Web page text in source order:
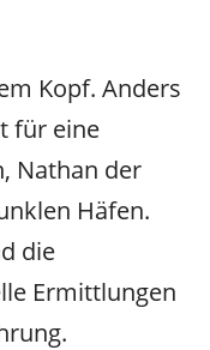
Kopf. Anders
für eine
Nathan der
Häfen.
die
Ermittlungen